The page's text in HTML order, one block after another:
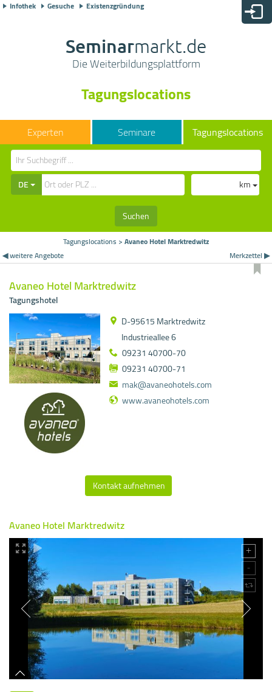
Infothek Gesuche Existenzgründung
Seminarmarkt.de
Die Weiterbildungsplattform
Tagungslocations
Seminare Tagungslocations
DE
km
Suchen
Tagungslocations >Avaneo Hotel Marktredwitz
◀ weitere Angebote
Merkzettel ▶
Avaneo Hotel Marktredwitz
Tagungshotel
D-95615 Marktredwitz
Industrieallee 6
09231 40700-70
09231 40700-71
mak@avaneohotels.com
www.avaneohotels.com
Kontakt aufnehmen
Avaneo Hotel Marktredwitz